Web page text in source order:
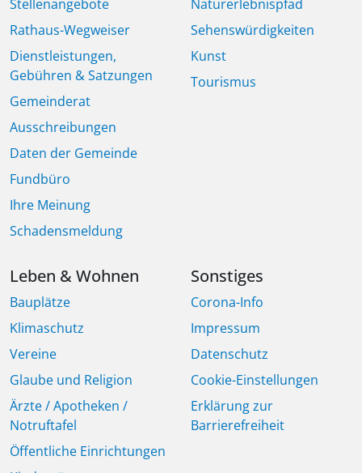
Stellenangebote
Rathaus-Wegweiser
Dienstleistungen,
Gebühren & Satzungen
Gemeinderat
Ausschreibungen
Daten der Gemeinde
Fundbüro
Ihre Meinung
Schadensmeldung
Naturerlebnispfad
Sehenswürdigkeiten
Kunst
Tourismus
Leben & Wohnen
Bauplätze
Klimaschutz
Vereine
Glaube und Religion
Ärzte / Apotheken /
Notruftafel
Öffentliche Einrichtungen
Sonstiges
Corona-Info
Impressum
Datenschutz
Cookie-Einstellungen
Erklärung zur
Barrierefreiheit